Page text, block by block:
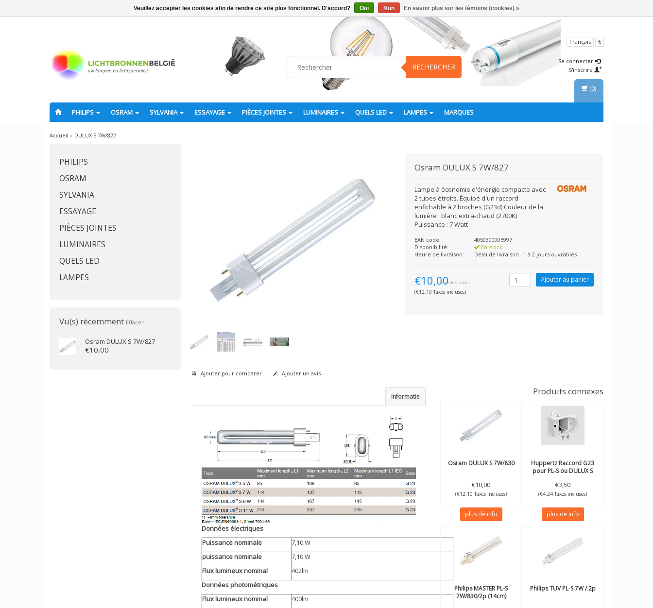
RECHERCHER
Français €
Se connecter
S'inscrire
PHILIPS OSRAM SYLVANIA ESSAYAGE PIÈCES JOINTES LUMINAIRES QUELS LED LAMPES MARQUES
(0)
Accueil » DULUX S 7W/827
PHILIPS
OSRAM
SYLVANIA
ESSAYAGE
PIÈCES JOINTES
LUMINAIRES
QUELS LED
LAMPES
Vu(s) récemment Effacer
Osram DULUX S 7W/827
€10,00
Osram DULUX S 7W/827
Lampe à économie d'énergie compacte avec
2 tubes étroits. Équipé d'un raccord
enfichable à 2 broches (G23d) Couleur de la
lumière : blanc extra-chaud (2700K)
Puissance : 7 Watt
EAN code:
4050300005997
Disponibilité:
En stock
Heure de livraison:
Délai de livraison : 1 à 2 jours ouvrables
€10,00Sans les taxes
(€12,10 Taxes incluses)
Ajouter pour comparer Ajouter un avis
Informatie
Données électriques
Puissance nominale
7,10 W
puissance nominale
7,10 W
Flux lumineux nominal
402lm
Données photométriques
Flux lumineux nominal
400lm
Produits connexes
OsramDULUX S 7W/830
€10,00
(€12,10 Taxes incluses)
plus de info
Huppertz Raccord G23
pour PL-S ou DULUX S
€3,50
(€4,24 Taxes incluses)
plus de info
PhilipsMASTER PL-S
7W/830/2p (14cm)
PhilipsTUV PL-S 7W / 2p
Veuillez accepter les cookies afin de rendre ce site plus fonctionnel. D'accord? Oui Non En savoir plus sur les témoins (cookies) »